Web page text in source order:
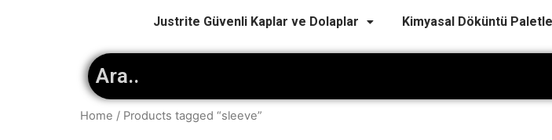
Justrite Güvenli Kaplar ve Dolaplar Kimyasal Döküntü
Home / Products tagged “sleeve”